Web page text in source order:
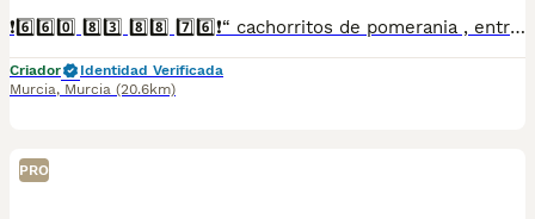
❗6️⃣6️⃣0️⃣ 8️⃣3️⃣ 8️⃣8️⃣ 7️⃣6️⃣❗“ cachorritos de pomerania , entregamos vacunados desparasitados con cartilla veterinaria, microchip y contrato de garantia de compra..”
Criador
Identidad Verificada
Murcia, Murcia (20.6km)
PRO